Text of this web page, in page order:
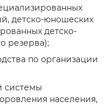
детско-юношеских
детско-
резерва);
по организации
системы
населения,